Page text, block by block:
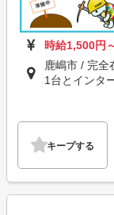
時給1,500円
鹿嶋市 / 完全
1台とインタ
キープする